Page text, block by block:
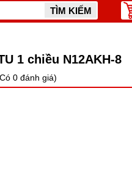
1 chiều N12AKH-8
0 đánh giá)